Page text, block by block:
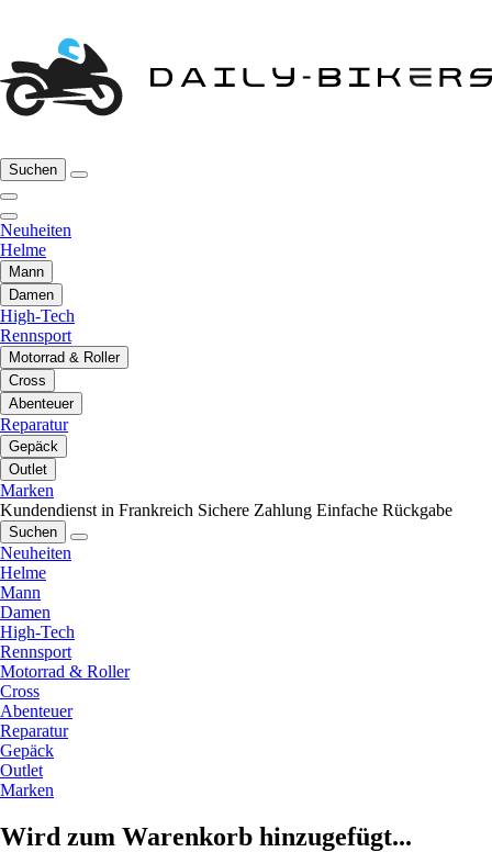
Suchen
Neuheiten
Helme
Mann
Damen
High-Tech
Rennsport
Motorrad & Roller
Cross
Abenteuer
Reparatur
Gepäck
Outlet
Marken
Kundendienst in Frankreich Sichere Zahlung Einfache Rückgabe
Suchen
Neuheiten
Helme
Mann
Damen
High-Tech
Rennsport
Motorrad & Roller
Cross
Abenteuer
Reparatur
Gepäck
Outlet
Marken
Wird zum Warenkorb hinzugefügt...